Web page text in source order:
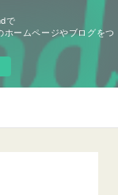
で
ホームページやブログをつ